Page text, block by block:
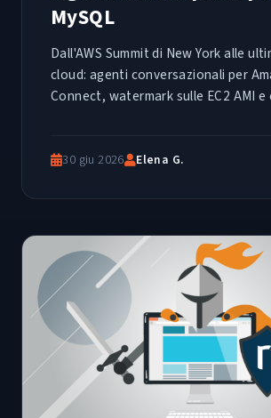
MySQL
Dall'AWS Summit di New York alle
cloud: agenti conversazionali per
Connect, watermark sulle EC2 AMI e
30 giu 2026 Elena G.